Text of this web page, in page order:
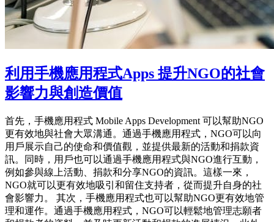
利用手機應用程式Apps 提升NGO的社會
影響力與創造價值
首先，手機應用程式 Mobile Apps Development 可以幫助NGO
更有效地與社會大眾溝通。通過手機應用程式，NGO可以向
用戶展示自己的使命和價值觀，並提供最新的活動和捐款資
訊。同時，用戶也可以通過手機應用程式與NGO進行互動，
例如參與線上活動、捐款和分享NGO的資訊。這樣一來，
NGO就可以更有效地吸引和留住支持者，從而提升自身的社
會影響力。 其次，手機應用程式也可以幫助NGO更有效地管
理和運作。通過手機應用程式，NGO可以輕鬆地管理志願者